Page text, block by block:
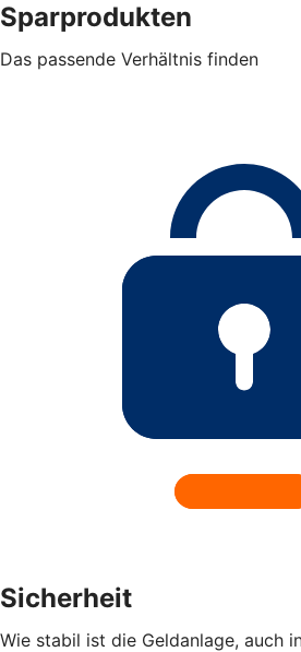
Sparprodukten
Das passende Verhältnis finden
Sicherheit
Wie stabil ist die Geldanlage, auch